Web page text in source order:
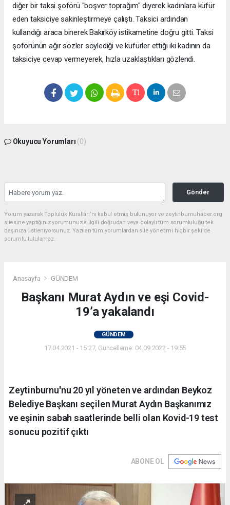
diğer bir taksi şoförü "boşver toprağım" diyerek kadınlara küfür
eden taksiciye sakinleştirmeye çalıştı. Taksici ardından
kullandığı araca binerek Bakırköy istikametine doğru gitti. Taksi
şoförünün ağır sözler söylediği ve küfürler ettiği iki kadının da
taksiciye cevap vermeyerek, hızla uzaklaştıkları gözlendi.
Okuyucu Yorumları (0)
Gönder
Yorum yazarak Topluluk Kuralları’nı kabul etmiş bulunuyor ve zeytinburnuhaber.org
sitesine yaptığınız yorumunuzla ilgili doğrudan veya dolaylı tüm sorumluluğu tek
başınıza üstleniyorsunuz. Yazılan tüm yorumlardan site yönetimi hiçbir şekilde
sorumlu tutulamaz.
Anasayfa GÜNDEM
Başkanı Murat Aydın ve eşi Covid-
19’a yakalandı
GÜNDEM
17.04.2021 - 15:27, Güncelleme: 04.09.2022 - 19:55
Zeytinburnu'nu 20 yıl yöneten ve ardından Beykoz
Belediye Başkanı seçilen Murat Aydın Başkanımız
ve eşinin sabah saatlerinde belli olan Kovid-19 test
sonucu pozitif çıktı
ABONE OL